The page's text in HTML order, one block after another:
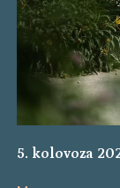
5. kolovoza